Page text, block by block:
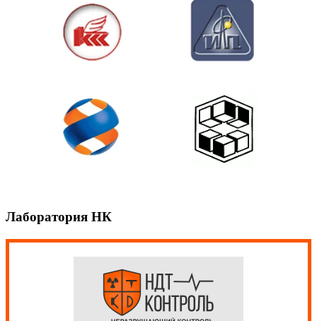
Лаборатория НК